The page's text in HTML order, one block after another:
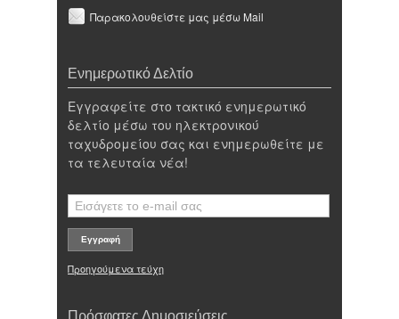
Παρακολουθείστε μας μέσω Mail
Ενημερωτικό Δελτίο
Εγγραφείτε στο τακτικό ενημερωτικό
δελτίο μέσω του ηλεκτρονικού
ταχυδρομείου σας και ενημερωθείτε με
τα τελευταία νέα!
Προηγούμενα τεύχη
Πρόσφατες Δημοσιεύσεις